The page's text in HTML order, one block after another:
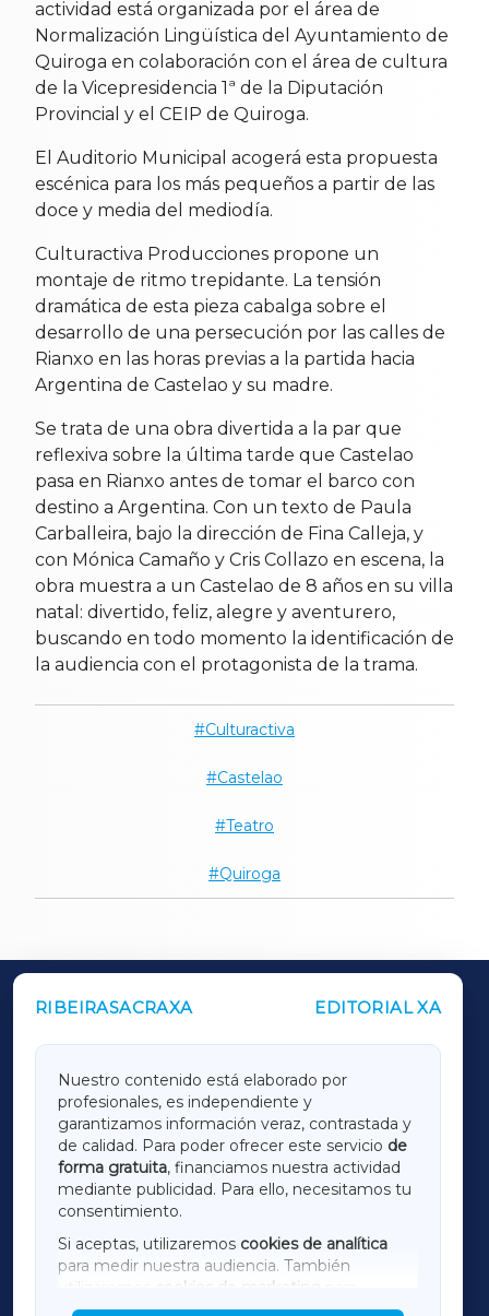
actividad está organizada por el área de
Normalización Lingüística del Ayuntamiento de
Quiroga en colaboración con el área de cultura
de la Vicepresidencia 1ª de la Diputación
Provincial y el CEIP de Quiroga.
El Auditorio Municipal acogerá esta propuesta
escénica para los más pequeños a partir de las
doce y media del mediodía.
Culturactiva Producciones propone un
montaje de ritmo trepidante. La tensión
dramática de esta pieza cabalga sobre el
desarrollo de una persecución por las calles de
Rianxo en las horas previas a la partida hacia
Argentina de Castelao y su madre.
Se trata de una obra divertida a la par que
reflexiva sobre la última tarde que Castelao
pasa en Rianxo antes de tomar el barco con
destino a Argentina. Con un texto de Paula
Carballeira, bajo la dirección de Fina Calleja, y
con Mónica Camaño y Cris Collazo en escena, la
obra muestra a un Castelao de 8 años en su villa
natal: divertido, feliz, alegre y aventurero,
buscando en todo momento la identificación de
la audiencia con el protagonista de la trama.
Culturactiva
Castelao
Teatro
Quiroga
RIBEIRASACRAXA EDITORIAL XA
Nuestro contenido está elaborado por
profesionales, es independiente y
garantizamos información veraz, contrastada y
de calidad. Para poder ofrecer este servicio de
forma gratuita, financiamos nuestra actividad
mediante publicidad. Para ello, necesitamos tu
consentimiento.
Si aceptas, utilizaremos cookies de analítica
para medir nuestra audiencia. También
utilizaremos
cookies de marketing
mostrar publicidad de terceros.
OUTROS PERIÓDICOS
LUGOXA
TERRACHAXA
AMARIÑAXA